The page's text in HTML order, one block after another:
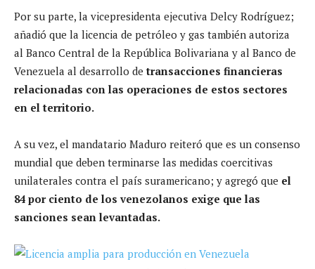
Por su parte, la vicepresidenta ejecutiva Delcy Rodríguez;
añadió que la licencia de petróleo y gas también autoriza
al Banco Central de la República Bolivariana y al Banco de
Venezuela al desarrollo detransacciones financieras
relacionadas con las operaciones de estos sectores
en el territorio.
A su vez, el mandatario Maduro reiteró que es un consenso
mundial que deben terminarse las medidas coercitivas
unilaterales contra el país suramericano; y agregó que el
84 por ciento de los venezolanos exige que las
sanciones sean levantadas.